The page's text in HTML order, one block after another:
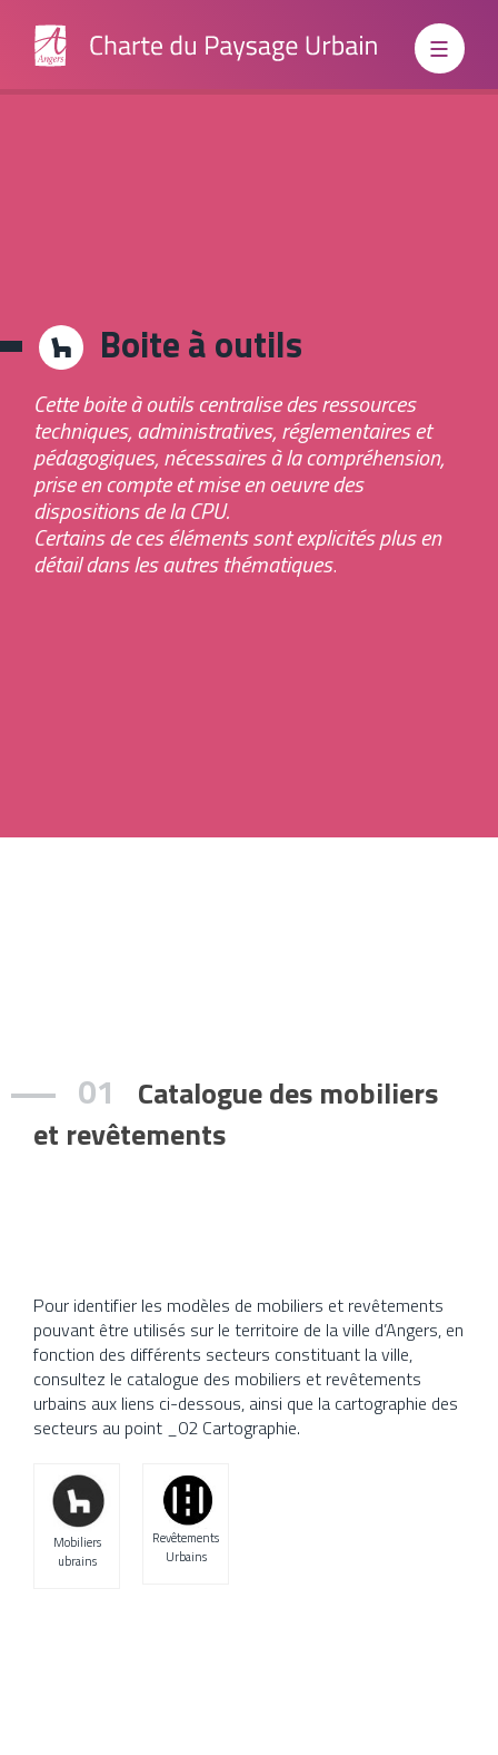
Institutionnels
Grand
Public
Boite à
l’ensemble des informations à
prendre en compte pour tous
d’aménagements et
d’installations, impactant
à intégrer lors de l’élaboration
Boite à outils
Cette boite à outils centralise des ressources
techniques, administratives, réglementaires et
pédagogiques, nécessaires à la compréhension,
prise en compte et mise en oeuvre des
dispositions de la CPU.
Certains de ces éléments sont explicités plus en
détail dans les autres thématiques.
01
Catalogue des mobiliers
et revêtements
Pour identifier les modèles de mobiliers et revêtements
pouvant être utilisés sur le territoire de la ville d’Angers, en
fonction des différents secteurs constituant la ville,
consultez le catalogue des mobiliers et revêtements
urbains aux liens ci-dessous, ainsi que la cartographie des
secteurs au point _02 Cartographie.
Mobiliers
ubrains
Revêtements
Urbains